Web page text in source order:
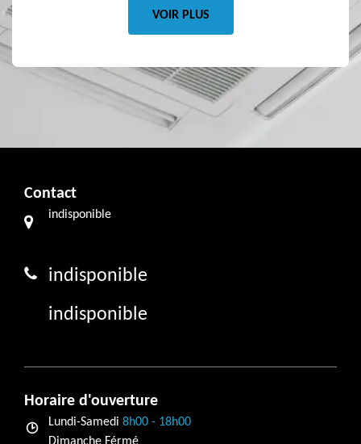
VOIR PLUS
Contact
indisponible
indisponible
indisponible
Horaire d'ouverture
Lundi-Samedi 8h00 - 18h00